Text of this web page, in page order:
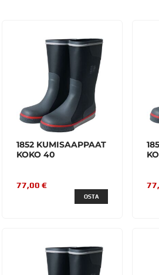
1852 KUMISAAPPAAT
KOKO 40
77,00 €
OSTA